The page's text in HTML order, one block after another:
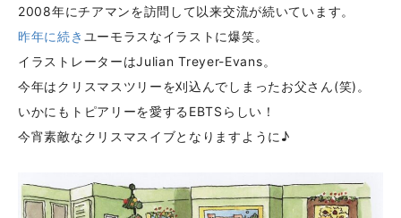
2008年にチアマンを訪問して以来交流が続いています。
昨年に続き ユーモラスなイラストに爆笑。
イラストレーターはJulian Treyer-Evans。
今年はクリスマスツリーを刈込んでしまったお父さん(笑)。
いかにもトピアリーを愛するEBTSらしい！
今宵素敵なクリスマスイブとなりますように♪